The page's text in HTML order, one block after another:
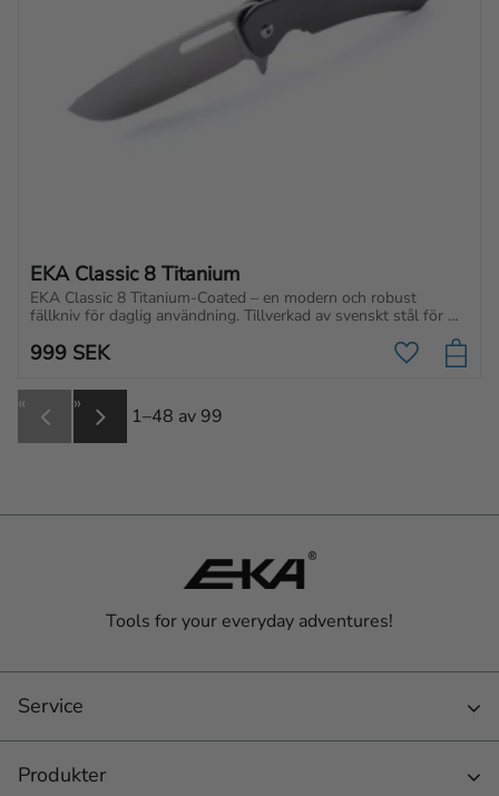
EKA Classic 8 Titanium
EKA Classic 8 Titanium-Coated – en modern och robust
fällkniv för daglig användning. Tillverkad av svenskt stål för
999 SEK Lägg till i
1–48 av 99
« »
Tools for your everyday adventures!
Service
Produkter